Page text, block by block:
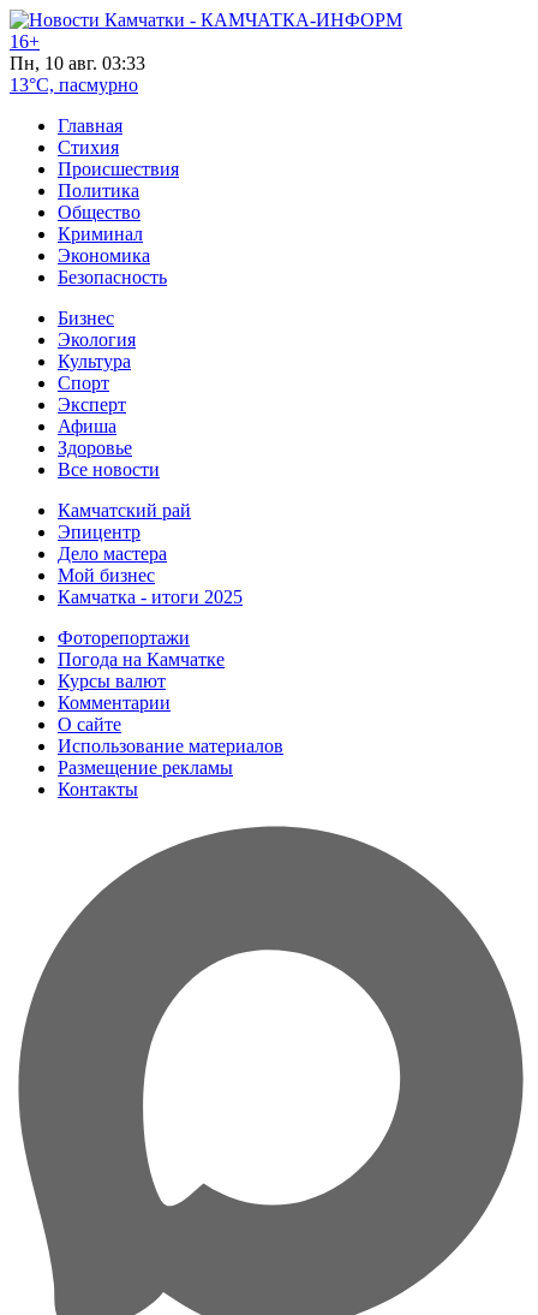
16+
Пн, 10 авг. 03:33
13°C, пасмурно
Главная
Стихия
Происшествия
Политика
Общество
Криминал
Экономика
Безопасность
Бизнес
Экология
Культура
Спорт
Эксперт
Афиша
Здоровье
Все новости
Камчатский рай
Эпицентр
Дело мастера
Мой бизнес
Камчатка - итоги 2025
Фоторепортажи
Погода на Камчатке
Курсы валют
Комментарии
О сайте
Использование материалов
Размещение рекламы
Контакты